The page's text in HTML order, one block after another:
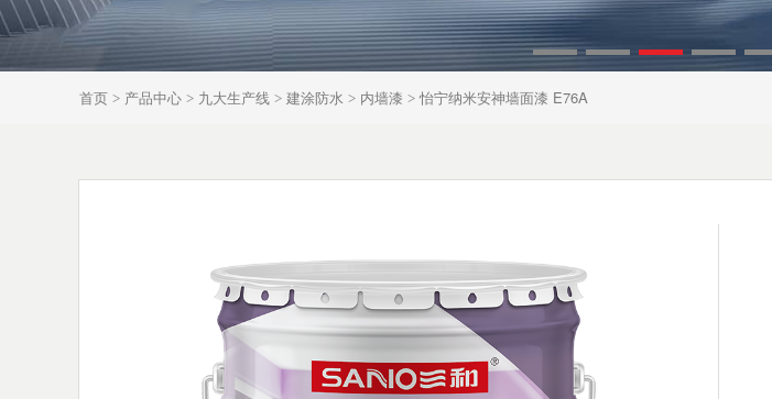
首页 > 产品中心 > 九大生产线 > 建涂防水 > 内墙漆 > 怡宁纳米安神墙面漆 E76A